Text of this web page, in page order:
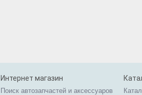
Интернет магазин
Поиск автозапчастей и аксессуаров